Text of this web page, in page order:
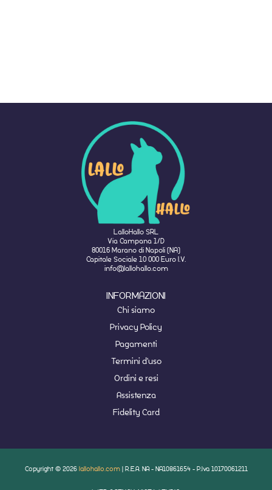
LalloHallo SRL
Via Campana 1/D
80016 Marano di Napoli (NA)
Capitale Sociale 10 000 Euro I.V.
info@lallohallo.com
INFORMAZIONI
Chi siamo
Privacy Policy
Pagamenti
Termini d'uso
Ordini e resi
Assistenza
Fidelity Card
Copyright © 2026 lallohallo.com | R.E.A. NA - NA10861654 - P.Iva 10170061211